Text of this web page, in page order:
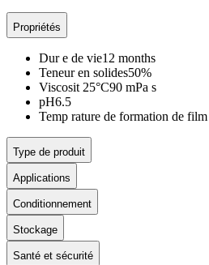
Propriétés
Dur e de vie12 months
Teneur en solides50%
Viscosit 25°C90 mPa s
pH6.5
Temp rature de formation de
Type de produit
Applications
Conditionnement
Stockage
Santé et sécurité